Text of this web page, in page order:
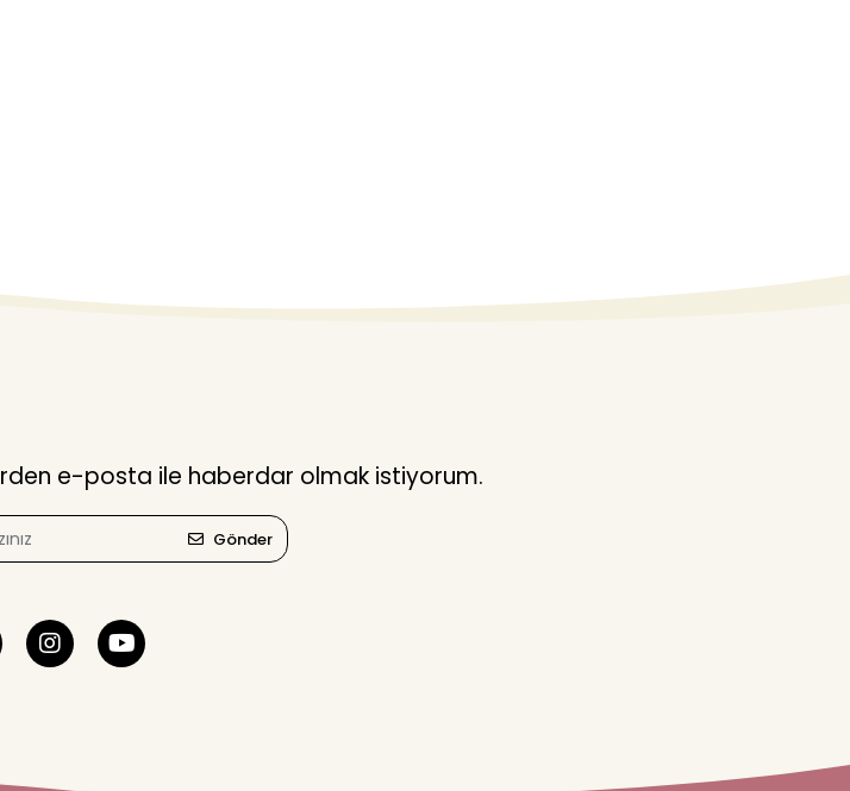
e-posta ile haberdar olmak istiyorum.
Gönder